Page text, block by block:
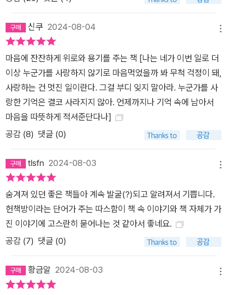
다. 어려운 말로 쓰인 문장도 있었지만, 보편적인 인간 심리를 주
제로 삼고 있어 내 마음 속으로도 수월하게 스며들어 왔다.그날
밤 다카코는 밤을 하얗게 지새우고 계속 페이지를 넘겼다. 처음으
로 문학의 세계에 빠져든 것이다. 세상 수많은 독서가들이 세월이
지나도 생생히 기억하는 각각의 순간들처럼. 후에 다카코는 역시
책을 사랑하는 친구와 대화를 하며 깨달은 바를 말한다. “인생의
어느 순간에 우연히 책을 만나 잊을 수 없는 경험을 한 사람이 독
서가가 되는 거구나.” 『비 그친 오후의 헌책방』은 독자로 하여금
자신에게도 분명히 있었던 책과 만난 그날의 밤을 되새겨보게 하
며, 그럼으로써 다시금 책을 향한 사랑을 다잡게 만드는 소설이
다.손 뻗으면 수많은 책이 잡히는 오래된 헌책방에서너덜너덜해
진 나에게 건네는 인생의 휴가가벼운 내용으로 위로를 안기는 요
즘의 여타 힐링 소설들이 판타지적인 장소를 배경으로 하는 것과
달리, 『비 그친 오후의 헌책방』은 실제 존재하는 장소를 무대로
하고 있다. 소설의 하이라이트라 할 수 있는 ‘헌책 축제’도 진보초
거리에서 60년째 매년 10월 말부터 11월 초까지 진짜로 벌어지
서점들이 있다. 가히, 세계 어느 곳에서도 찾아볼 수 없는 독서 문
화가 살아 있는 곳이다. 저자 야기사와 사토시는 회사원 시절에
신쿠 2024-08-04
마음에 잔잔하게 위로와 용기를 주는 책 [나는 네가 이번 일로 더
이상 누군가를 사랑하지 않기로 마음먹었을까 봐 무척 걱정이 돼,
사랑하는 건 멋진 일이란다. 그걸 부디 잊지 말아라. 누군가를 사
랑한 기억은 결코 사라지지 않아. 언제까지나 기억 속에 남아서
마음을 따뜻하게 적셔준단다나]
공감 (8) 댓글 (0)
tlsfn 2024-08-03
숨겨져 있던 좋은 책들아 계속 발굴(?)되고 알려져서 기쁩니다.
헌책방이라는 단어가 주는 따스함이 책 속 이야기와 책 자체가 가
진 이야기에 고스란히 묻어나는 것 같아서 좋네요.
공감 (7) 댓글 (0)
황금알 2024-08-03